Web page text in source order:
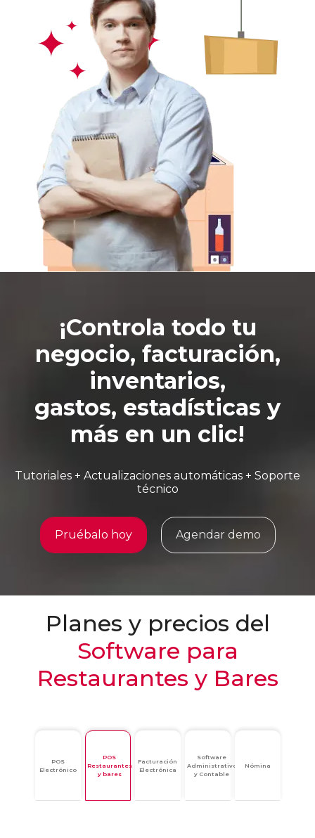
¡Controla todo tu
negocio, facturación,
inventarios,
gastos, estadísticas y
más en un clic!
Tutoriales + Actualizaciones automáticas + Soporte
técnico
Pruébalo hoy Agendar demo
Planes y precios del
Software para
Restaurantes y Bares
POS
Electrónico
POS
Restaurantes
y bares
Facturación
Electrónica
Software
Administrativo
y Contable
Nómina